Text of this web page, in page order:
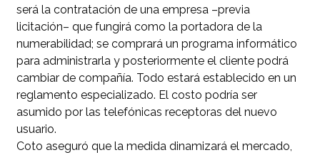
será la contratación de una empresa –previa
licitación– que fungirá como la portadora de la
numerabilidad; se comprará un programa informático
para administrarla y posteriormente el cliente podrá
cambiar de compañía. Todo estará establecido en un
reglamento especializado. El costo podría ser
asumido por las telefónicas receptoras del nuevo
usuario.
Coto aseguró que la medida dinamizará el mercado,